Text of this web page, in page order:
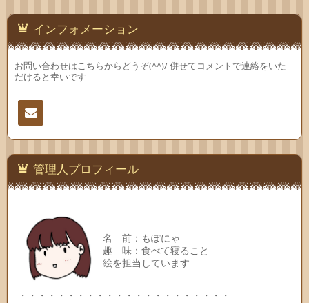
インフォメーション
お問い合わせはこちらからどうぞ(^^)/ 併せてコメントで連絡をいた
だけると幸いです
連絡
先 管理人プロフィール
名 前：もぽにゃ
趣 味：食べて寝ること
絵を担当しています
・・・・・・・・・・・・・・・・・・・・・・